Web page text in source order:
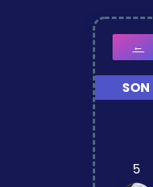
←
SON
5